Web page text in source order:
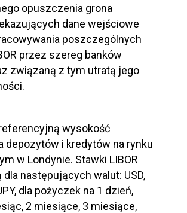
opuszczenia grona
dane wejściowe
poszczególnych
przez szereg banków
związaną z tym utratą jego
wysokość
depozytów i kredytów na rynku
w Londynie. Stawki LIBOR
następujących walut: USD,
JPY, dla pożyczek na 1 dzień,
2 miesiące, 3 miesiące,